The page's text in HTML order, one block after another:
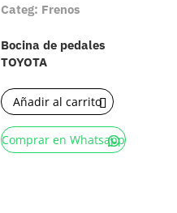
Categ: Frenos
Bocina de pedales
TOYOTA
Añadir al carrito
Comprar en Whatsapp